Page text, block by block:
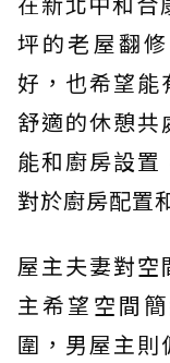
坪的老屋翻
好，也希望能
舒適的休憩共
能和廚房設置
對於廚房配置
屋主夫妻對空
主希望空間
圍，男屋主則